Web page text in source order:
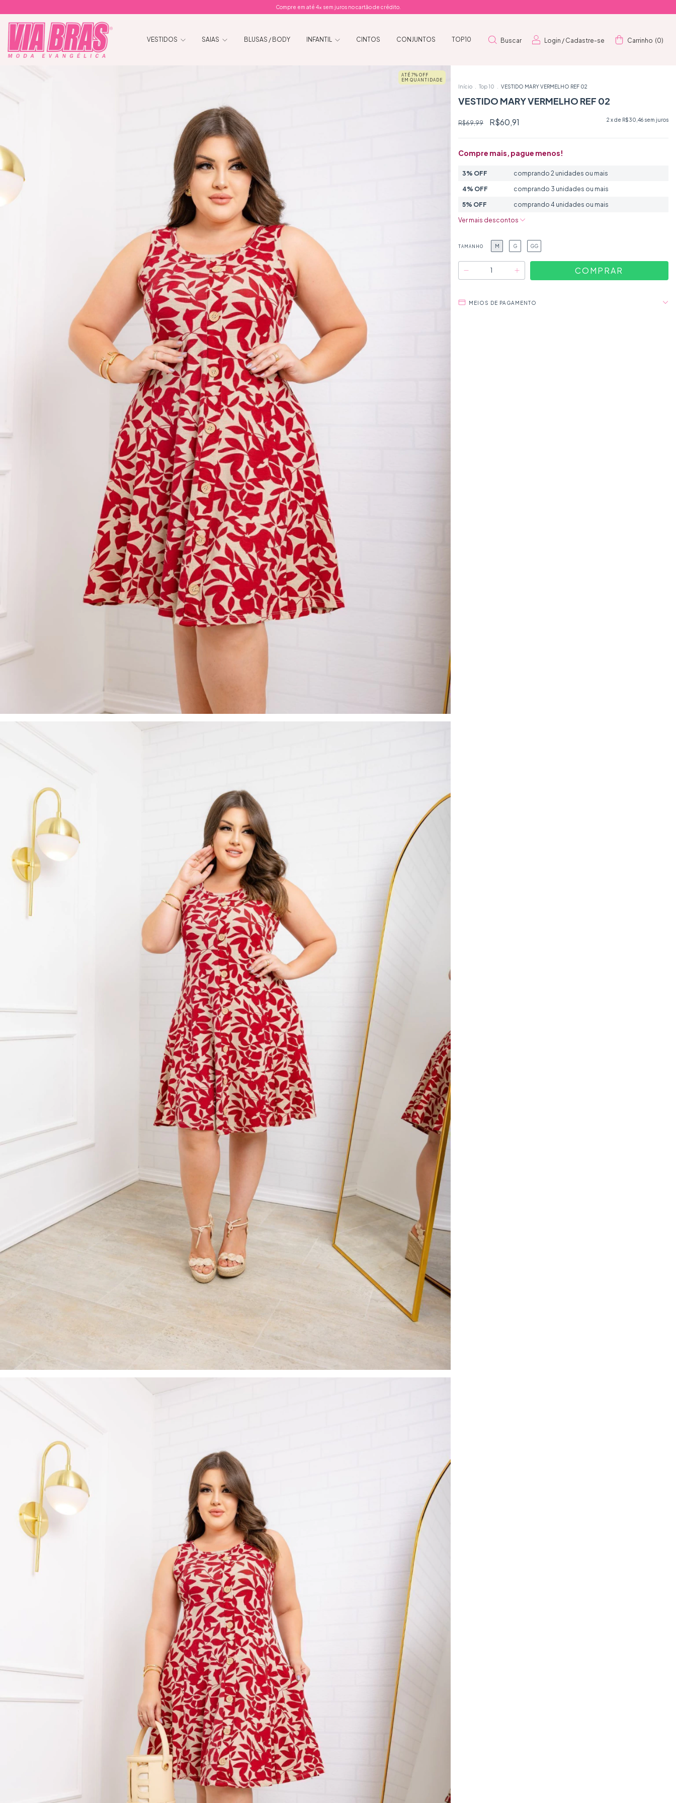
Compre em até 4x sem juros no cartão de crédito.
VESTIDOS SAIAS BLUSAS / BODY INFANTIL CINTOS CONJUNTOS TOP10 Buscar Login / Cadastre-se Carrinho (0)
ATÉ 7% OFF
EM QUANTIDADE
Início Top 10 VESTIDO MARY VERMELHO REF 02
VESTIDO MARY VERMELHO REF 02
R$69,99 R$60,91 2 x de R$30,46 sem juros
Compre mais, pague menos!
3% OFF comprando 2 unidades ou mais
4% OFF comprando 3 unidades ou mais
5% OFF comprando 4 unidades ou mais
Ver mais descontos
TAMANHO M G GG
MEIOS DE PAGAMENTO